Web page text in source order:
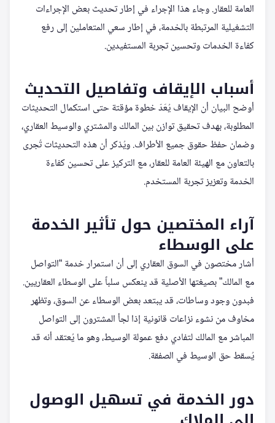
العامة للعقار. وجاء هذا الإجراء في إطار تحديث بعض الإجراءات
التشغيلية المرتبطة بالخدمة، في إطار سعي المتعاملين إلى رفع
كفاءة الخدمات وتحسين تجربة المستفيدين.
أسباب الإيقاف وتفاصيل التحديث
أوضح البيان أن الإيقاف يُعَدّ خطوة مؤقتة حتى استكمال التحديثات
المطلوبة، بهدف تحقيق توازن بين المالك والمشتري والوسيط العقاري،
وضمان حفظ حقوق جميع الأطراف. ويُذكر أن هذه التحديثات تُجرى
بالتعاون مع الهيئة العامة للعقار، مع التركيز على تحسين كفاءة
الخدمة وتعزيز تجربة المستخدم.
آراء المختصين حول تأثير الخدمة
على الوسطاء
أشار مختصون في السوق العقاري إلى أن استمرار خدمة “التواصل
مع المالك” بصيغتها الأصلية قد ينعكس سلباً على الوسطاء العقاريين.
فبدون وجود وساطات، قد يبتعد بعض الوسطاء عن السوق، وتظهر
مخاوف من نشوء نزاعات قانونية إذا لجأ المشترون إلى التواصل
المباشر مع المالك لتفادي دفع عمولة الوسيط، وهو ما يُعتقد أنه قد
يُسقط حق الوسيط في الصفقة.
دور الخدمة في تسهيل الوصول